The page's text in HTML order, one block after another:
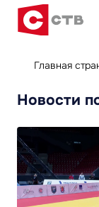
Главная
Новости